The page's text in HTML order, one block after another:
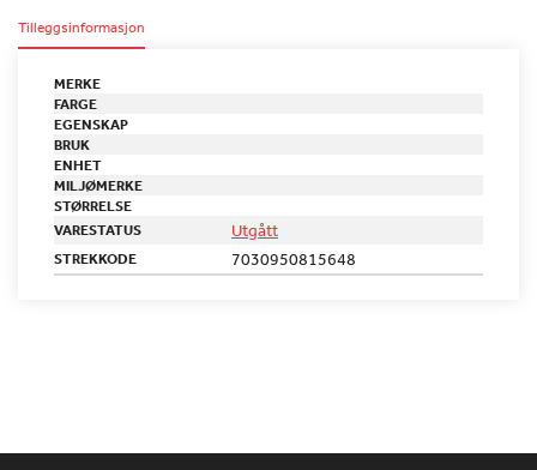
Tilleggsinformasjon
MERKE
FARGE
EGENSKAP
BRUK
ENHET
MILJØMERKE
STØRRELSE
VARESTATUS
Utgått
STREKKODE 7030950815648